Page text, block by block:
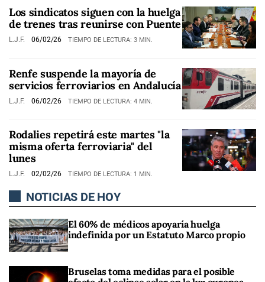
Los sindicatos siguen con la huelga
de trenes tras reunirse con Puente
L.J.F. 06/02/26 TIEMPO DE LECTURA: 3 MIN.
Renfe suspende la mayoría de
servicios ferroviarios en Andalucía
L.J.F. 06/02/26 TIEMPO DE LECTURA: 4 MIN.
Rodalies repetirá este martes "la
misma oferta ferroviaria" del
lunes
L.J.F. 02/02/26 TIEMPO DE LECTURA: 1 MIN.
NOTICIAS DE HOY
El 60% de médicos apoyaría huelga
indefinida por un Estatuto Marco propio
Bruselas toma medidas para el posible